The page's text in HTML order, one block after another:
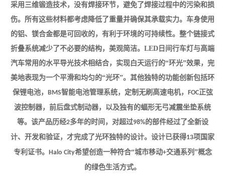
采用三维锻造技术，没有焊接环节，避免了焊接过程中的污染和损
伤。所有这些材料都考虑降低了重量并确保其承载实力。车身使用
的铝、镁合金都是可回收的，有利于环境的可持续性。整个链接式
折叠系统减少了不必要的结构，美观简洁。 LED 日间行车灯与高端
汽车常用的水平导光技术相结合，实现白天运行的“环光”效果，完
美地表现为一个平滑和均匀的“光环”。其他独特的功能创新包括环
保锂电池， BMS智能电池管理系统，定制无刷高速电机， FOC正弦
波控制器，前后盘式制动器，以及独有的蝠形无弓减震坐垫系统
等。该产品历经2多年的时间，对超过98%的部件经过了全新设
计、开发和验证，才完成了光环独特的设计。设计已获得13项国家
专利证书。 Halo City希望创造一种符合“城市移动+交通系列”概念
的绿色生活方式。